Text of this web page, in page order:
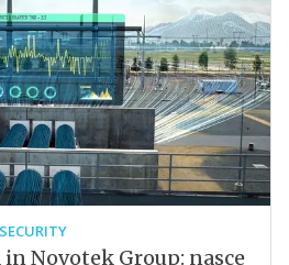
Novotek Group: nasce